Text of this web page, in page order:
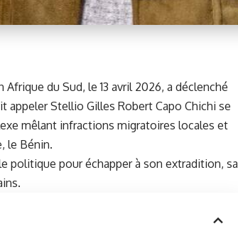
Afrique du Sud, le 13 avril 2026, a déclenché
Stellio Gilles Robert Capo Chichi se
mêlant infractions migratoires locales et
le Bénin.
politique pour échapper à son extradition, sa